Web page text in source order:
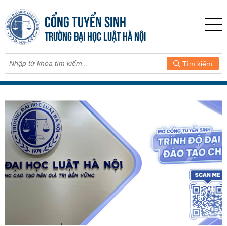
CỔNG TUYỂN SINH
TRƯỜNG ĐẠI HỌC LUẬT HÀ NỘI
Tìm kiếm